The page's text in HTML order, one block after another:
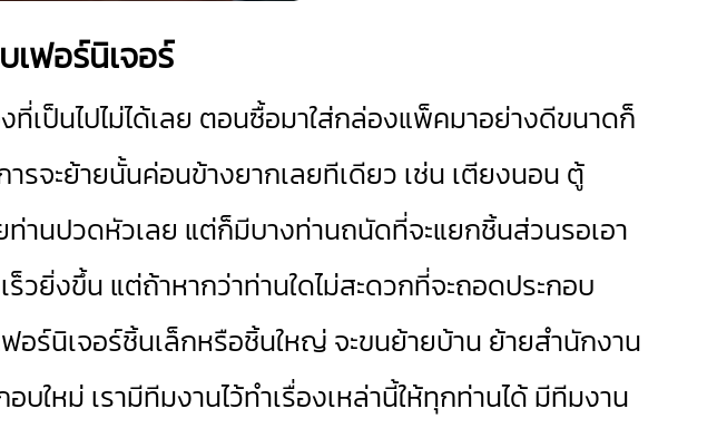
เฟอร์นิเจอร์
ป็นไปไม่ได้เลย ตอนซื้อมาใส่กล่องแพ็คมาอย่างดีขนาดก็
รจะย้ายนั้นค่อนข้างยากเลยทีเดียว เช่น เตียงนอน ตู้
านปวดหัวเลย แต่ก็มีบางท่านถนัดที่จะแยกชิ้นส่วนรอเอา
วยิ่งขึ้น แต่ถ้าหากว่าท่านใดไม่สะดวกที่จะถอดประกอบ
อร์นิเจอร์ชิ้นเล็กหรือชิ้นใหญ่ จะขนย้ายบ้าน ย้ายสำนักงาน
ใหม่ เรามีทีมงานไว้ทำเรื่องเหล่านี้ให้ทุกท่านได้ มีทีมงาน